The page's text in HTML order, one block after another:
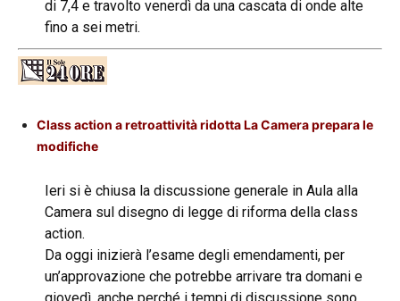
di 7,4 e travolto venerdì da una cascata di onde alte
fino a sei metri.
Class action a retroattività ridotta La Camera prepara le
modifiche
Ieri si è chiusa la discussione generale in Aula alla
Camera sul disegno di legge di riforma della class
action.
Da oggi inizierà l’esame degli emendamenti, per
un’approvazione che potrebbe arrivare tra domani e